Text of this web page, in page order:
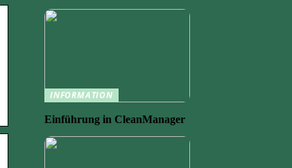
INFORMATION
Einführung in CleanManager